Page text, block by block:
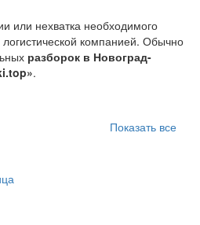
или нехватка необходимого
компанией. Обычно
разборок в Новоград-
.
Показать все